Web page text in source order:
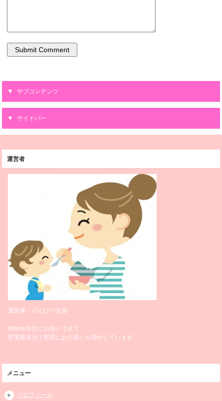
サブコンテンツ
サイドバー
運営者
運営者：のんびり主婦
fxtamo先生にお会いできて
堅実投資法で堅実にお小遣いを増やしています。
メニュー
プロフィール